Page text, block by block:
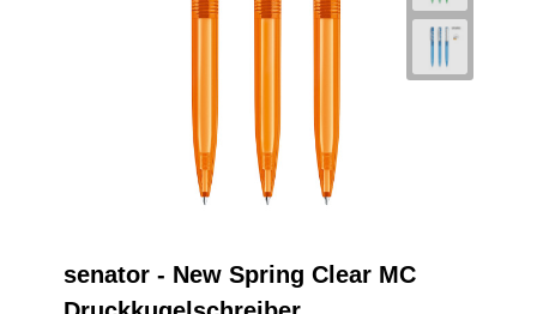
senator - New Spring Clear MC